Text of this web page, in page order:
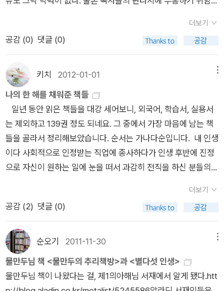
멕시코, 알제리와 베트남. 하지만 인도는 아니다. 우리 중산층은
현실에의 안주를 맹종한다. 삶의 기준이 저하되는 현실에도 무관
심하고, 가난한 사람들의 곤경에도 냉담하다. 그들은 오직 마구잡
이식 소비에만 탐닉한다. 인도는 이미 관음증 환자들의 국가가 되
었다. 교활한 시어머니와 고통 받는 며느리를 그린 허망한 연속극
에 빠지고, 타인의 불행이 낳은 시체를 뜯어먹으며, 유명 연예인
의 파탄난 결혼에 군침을 흘린다. 그러는 동안 깜빡거리는 TV 화
면에 비친 뇌물수수 정치가의 행태에도 조금씩 관대해지는 것이
다. (p.613) 아직 카스트 제도가 남아있고, 빈부의 격차가 심하
며, 드넓은 땅에 수많은 인구를 보유한 나라, 인도. 특별한 이미지
를 지니고 있으나 사람 사는 사회란 다 거기서 거긴 것 같다는 생
각이 든다. 탐욕과 부패, 집착과 폭력, 무관심과 이기심, 인간이
지닌 거친 속성은 어떠한 환경에서도 독버섯처럼 자라나 사람들
라마 <드래곤사쿠라>에 이런 말이 있었다. ‘세상은 똑똑한 사람
들이 자신의 이익을 위해 만든 룰로 굴러간다. 바보들은 착취당하
고 손해 보며 살아갈 수밖에 없다.’ 영화 <1987>에는 이런 대사
가 등장한다. ‘그런다고 세상이 바뀌니?’ 그래도 보통사람들이 피
실종 하나만 남겨두고 있는데 당분간은 안 읽을 생각이다. 이
책의 전개는 나의 예상에서 벗어나지 않는 전개였다. 제목에서 이
가올 정도는 아니었다. 스티븐킹의 서문에서 무섭다고 엄
청 겁을 주고, 표지사진도 밤에 혼자 보기 무서워서 좀 겁을 먹었
는데 내용은 그 정도로 무섭지는 않다. 중간중간의 로맨스가 무서
움을 감쇄해주는 듯 싶고... 범인은 예상밖의 인물이긴 하나 상상
보다는 덜 그로테스크하다. 그럼에도 불구하고 점차 고조되는 스
릴은 엔터테이닝하기에는 적격있었다. 히가시노 게이고의 소
설 중 읽은 것은 '붉은 손가락' 하나 밖에 없을 때, 이 작가는 왠지
정이 가지 않았다. '붉은 손가락'에서 '아웃'을 쓴 기리노 나쓰오와
유사한 분위기가 느껴져서 인지 나의 취향이 아닐 거라는 편견을
가지고 있었다. 그렇게 책장에 꽂혀만 있던 백야행이 영화로 만들
어진다기에 별 기대를 않고 봤는데... 다 읽은지 일주일이 지났건
만 가슴 한구석에 잔상이 아련하게 남아있다. 태양과 같은 존재인
유키호와 그녀의 그림자인 료지. 19년간의 그들의 영악하고 탐욕
스런 행적을 따라가다가 마지막 순간이 지나고 책을 덮는 순간 다
시 도돌이표 처럼 19년 전 그날의 소년과 소녀가 떠오르면서 연
더보기
공감 (0) 댓글 (0)
키치 2012-01-01
나의 한 해를 채워준 책들
일년 동안 읽은 책들을 대강 세어보니, 외국어, 학습서, 실용서
는 제외하고 139권 정도 되네요. 그 중에서 가장 마음에 남는 책
들을 골라서 정리해보았습니다. 순서는 가나다순입니다. 내 인생
이다 사회적으로 인정받는 직업에 종사하다가 인생 후반에 진정
으로 자신이 원하는 일에 눈을 떠서 과감히 전직을 하신 분들의
년의 밤>의 저자 정유정 작가님의 이야기도 나옵니다. 아마 의료
계통에 종사하시다가 작가가 되셨다고 하죠. 대부분의 자기계발
중시하고, 20대, 30대, 1년, 3년, 10년... 이렇게 단기적으로 실천
과제를 제시하고 무조건 달성할 것을 강요하는 반면, 이 책은 여
러 인물들의 인터뷰를 통해 일과 인생이라는 화두에 대해 다각도
로 생각해보게끔 하고, 일이 한 사람의 인생에 어떤 영향을 끼쳤
더보기
공감 (2) 댓글 (0)
순오기 2011-11-30
물만두님 책 <물만두의 추리책방>과 <별다섯 인생>
물만두님 책이 나왔다는 걸, 제1의아해님 서재에서 알게 됐다.htt